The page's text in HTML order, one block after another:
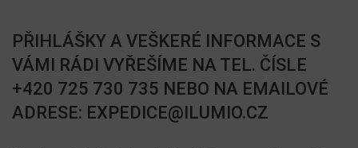
PŘIHLÁŠKY A VEŠKERÉ INFORMACE S
VÁMI RÁDI VYŘEŠÍME NA TEL. ČÍSLE
+420 725 730 735 NEBO NA EMAILOVÉ
ADRESE: EXPEDICE@ILUMIO.CZ